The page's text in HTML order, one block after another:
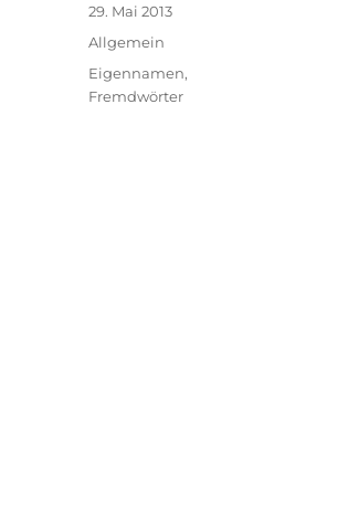
Veröffentlicht
am
29. Mai 2013
Kategorien
Allgemein
Schlagwörter
Eigennamen,
Fremdwörter